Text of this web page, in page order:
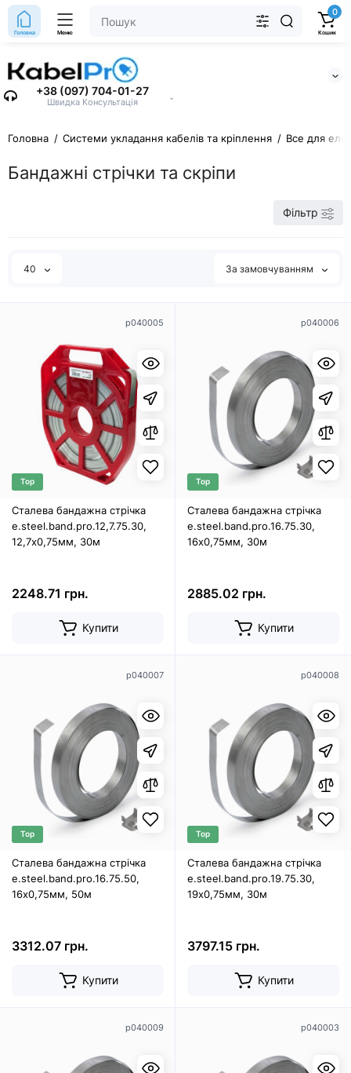
+38 (097) 704-01-27
Швидка Консультація
⌄
Головна Меню
0
Кошик
Головна Системи укладання кабелів та кріплення Все для
Бандажні стрічки та скріпи
Фільтр
40 За замовчуванням
p040005
Top
Сталева бандажна стрічка
e.steel.band.pro.12,7.75.30,
12,7х0,75мм, 30м
2248.71 грн.
Купити
p040006
Top
Сталева бандажна стрічка
e.steel.band.pro.16.75.30,
16х0,75мм, 30м
2885.02 грн.
Купити
p040007
Top
Сталева бандажна стрічка
e.steel.band.pro.16.75.50,
16х0,75мм, 50м
3312.07 грн.
Купити
p040008
Top
Сталева бандажна стрічка
e.steel.band.pro.19.75.30,
19х0,75мм, 30м
3797.15 грн.
Купити
p040009 p040003